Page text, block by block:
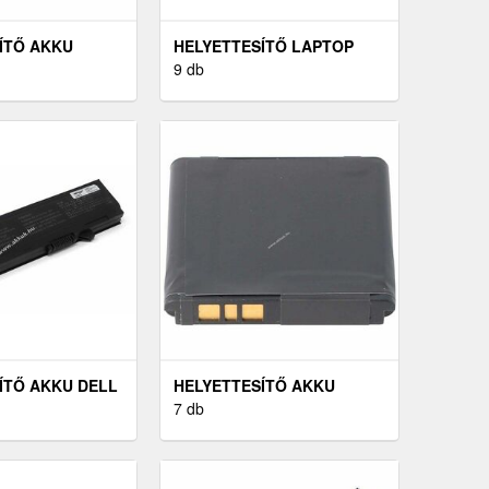
AKKU
HELYETTESÍTŐ LAPTOP
AKKU ASUS A450
9 db
AKKU DELL
HELYETTESÍTŐ AKKU
SONY-ERICSSON W580
7 db